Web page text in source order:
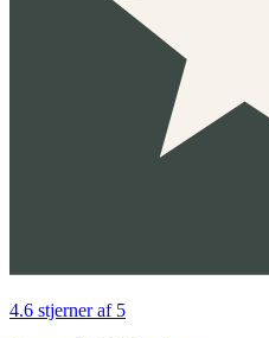
4.6 stjerner af 5